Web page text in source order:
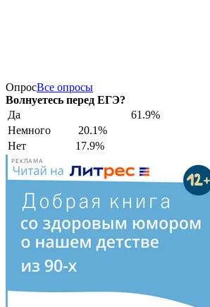
ОпросВсе опросы
Волнуетесь перед ЕГЭ?
Да
61.9%
Немного
20.1%
Нет
17.9%
РЕКЛАМА